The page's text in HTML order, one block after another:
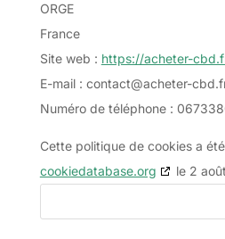
ORGE
France
Site web : https://acheter-
E-mail : contact@acheter-
Numéro de téléphone :
Cette politique de cookies a
cookiedatabase.org
le 2